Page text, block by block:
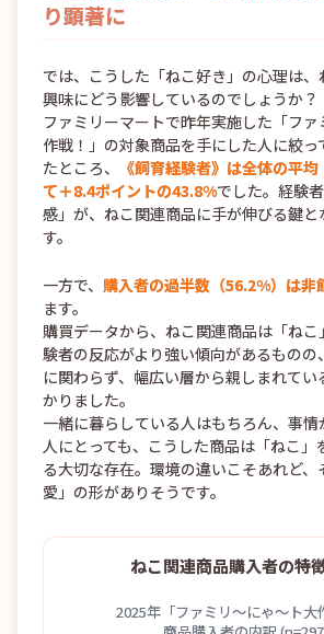
り顕著に
では、こうした「ねこ好き」の心理は
興味にどう影響しているのでしょうか？
ファミリーマートで昨年実施した「フ
作戦！」の対象商品を手にした人に絞っ
たところ、
《飼育経験者》は全体の平
て＋8.4ポイントの43.8%でした。経験
感」が、ねこ関連商品に手が伸びる鍵と
す。
一方で、 購入者の過半数（56.2%）は非
ます。
購買データから、ねこ関連商品は「ね
験者の反応がより強い傾向があるものの
に関わらず、幅広い層から親しまれて
かりました。
一緒に暮らしている人はもちろん、事情
人にとっても、こうした商品は「ねこ」
る大切な存在。環境の違いこそあれど、
愛」の形がありそうです。
ねこ関連商品購入者の特
2025年「ファミリ～にゃ～ト大